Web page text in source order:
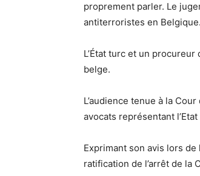
proprement parler. Le
antiterroristes en Belgique.
L’État turc et un
belge.
L’audience tenue à la
avocats représentant
Exprimant son avis lors de
ratification de l’arrêt de la